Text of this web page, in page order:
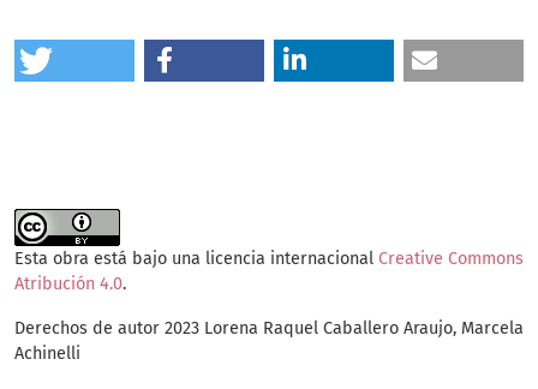
Esta obra está bajo una licencia internacional Creative Commons
Atribución 4.0.
Derechos de autor 2023 Lorena Raquel Caballero Araujo, Marcela
Achinelli